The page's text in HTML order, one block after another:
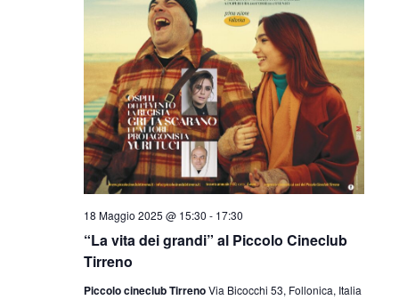
“La vita dei grandi” al Piccolo Cineclub
Tirreno
18 Maggio 2025 @ 15:30 - 17:30
Piccolo cineclub TirrenoVia Bicocchi 53, Follonica, Italia